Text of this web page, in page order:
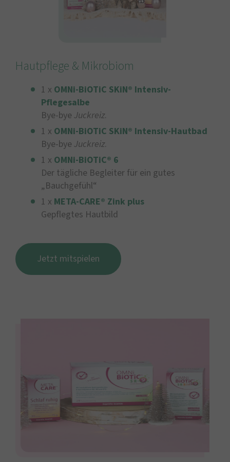
Hautpflege & Mikrobiom
1 x OMNi-BiOTiC SKiN® Intensiv-
Pflegesalbe
Bye-bye Juckreiz.
1 x OMNi-BiOTiC SKiN® Intensiv-Hautbad
Bye-bye Juckreiz.
1 x OMNi-BiOTiC® 6
Der tägliche Begleiter für ein gutes
„Bauchgefühl“
1 x META-CARE® Zink plus
Gepflegtes Hautbild
Jetzt mitspielen